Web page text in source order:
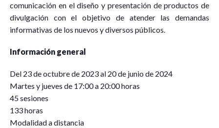
comunicación en el diseño y presentación de productos de
divulgación con el objetivo de atender las demandas
informativas de los nuevos y diversos públicos.
Información general
Del 23 de octubre de 2023 al 20 de junio de 2024
Martes y jueves de 17:00 a 20:00 horas
45 sesiones
133 horas
Modalidad a distancia